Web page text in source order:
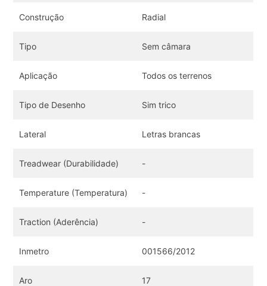
Construção Radial
Tipo Sem câmara
Aplicação Todos os terrenos
Tipo de Desenho Sim trico
Lateral Letras brancas
Treadwear (Durabilidade) -
Temperature (Temperatura) -
Traction (Aderência) -
Inmetro 001566/2012
Aro 17